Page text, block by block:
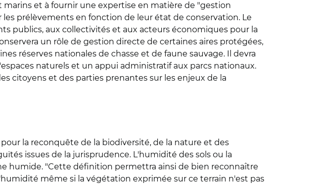
et à fournir une expertise en matière de "gestion
prélèvements en fonction de leur état de conservation. Le
publics, aux collectivités et aux acteurs économiques pour la
un rôle de gestion directe de certaines aires protégées,
réserves nationales de chasse et de faune sauvage. Il devra
naturels et un appui administratif aux parcs nationaux.
citoyens et des parties prenantes sur les enjeux de la
la reconquête de la biodiversité, de la nature et des
issues de la jurisprudence. L'humidité des sols ou la
humide. "Cette définition permettra ainsi de bien reconnaître
même si la végétation exprimée sur ce terrain n'est pas